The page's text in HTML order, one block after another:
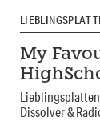
My
Dissolver &